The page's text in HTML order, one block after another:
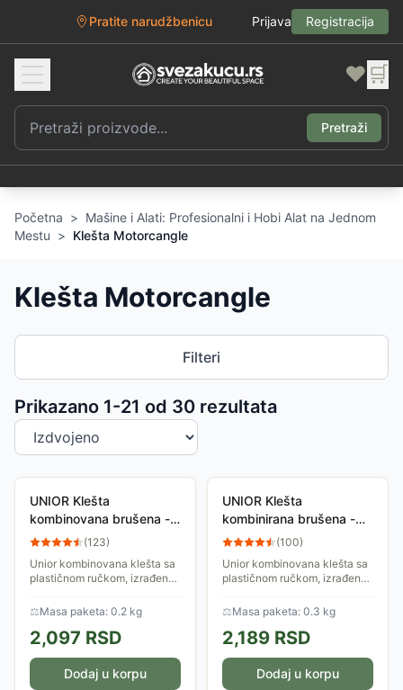
Pratite narudžbenicu Prijava Registracija
❤️ 🛒
Pretraži
Početna > Mašine i Alati: Profesionalni i Hobi Alat na Jednom
Mestu > Klešta Motorcangle
Klešta Motorcangle
Filteri
Prikazano 1-21 od 30 rezultata
Sortiranje proizvoda
UNIOR Klešta
kombinovana brušena -
160mm, FOSF. 405/4G
(123)
Unior kombinovana klešta sa
plastičnom ručkom, izrađena
po standardu ISO 5746.
Površina fosfatirana. Različite
završne...
⚖Masa paketa: 0.2 kg
2,097 RSD
Dodaj u korpu
UNIOR Klešta
kombinirana brušena -
180mm, FOSF. 406/4G
(100)
Unior kombinovana klešta sa
plastičnom ručkom, izrađena
po standardu ISO 5746.
Površina fosfatirana. Različite
završne...
⚖Masa paketa: 0.3 kg
2,189 RSD
Dodaj u korpu